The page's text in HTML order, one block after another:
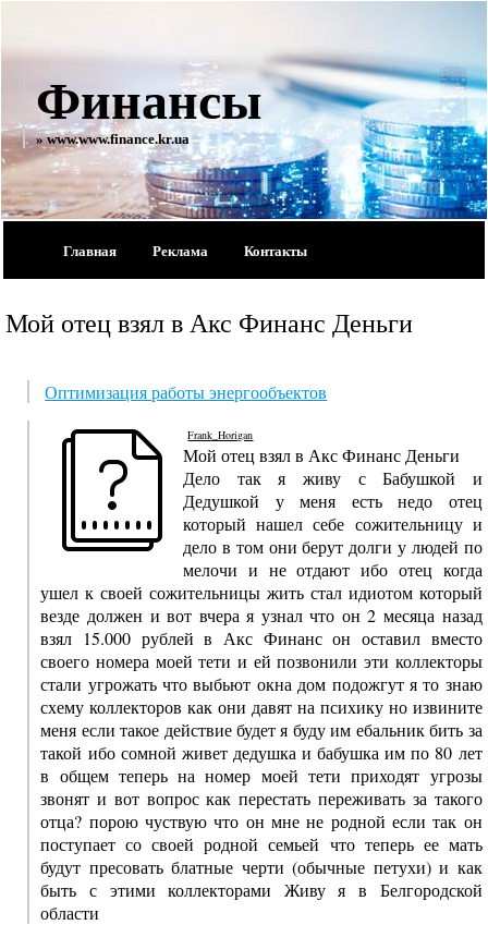
Финансы
» www.www.finance.kr.ua
Главная Реклама Контакты
Мой отец взял в Акс Финанс Деньги
Оптимизация работы энергообъектов
Frank_Horigan
Мой отец взял в Акс Финанс Деньги
Дело так я живу с Бабушкой и
Дедушкой у меня есть недо отец
который нашел себе сожительницу и
дело в том они берут долги у людей по
мелочи и не отдают ибо отец когда
ушел к своей сожительницы жить стал идиотом который
везде должен и вот вчера я узнал что он 2 месяца назад
взял 15.000 рублей в Акс Финанс он оставил вместо
своего номера моей тети и ей позвонили эти коллекторы
стали угрожать что выбьют окна дом подожгут я то знаю
схему коллекторов как они давят на психику но извините
меня если такое действие будет я буду им ебальник бить за
такой ибо сомной живет дедушка и бабушка им по 80 лет
в общем теперь на номер моей тети приходят угрозы
звонят и вот вопрос как перестать переживать за такого
отца? порою чуствую что он мне не родной если так он
поступает со своей родной семьей что теперь ее мать
будут пресовать блатные черти (обычные петухи) и как
быть с этими коллекторами Живу я в Белгородской
области